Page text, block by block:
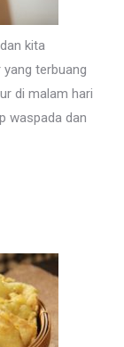
kita
terbuang
di malam hari
waspada dan